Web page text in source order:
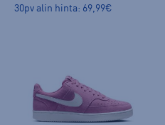
30pv alin hinta: 69,99€